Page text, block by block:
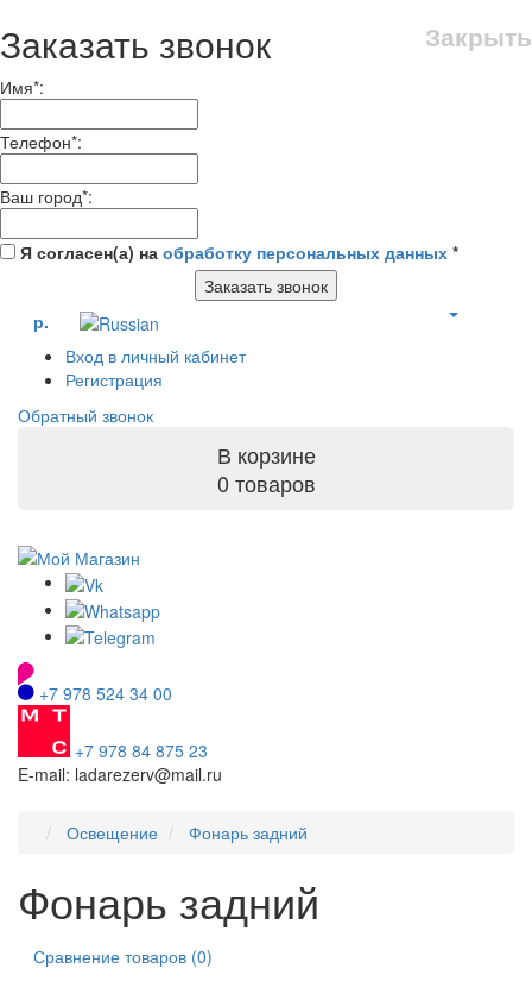
Закрыть
Заказать звонок
Имя*:
Телефон*:
Ваш город*:
Я согласен(а) на обработку персональных данных *
Заказать звонок
р.
Вход в личный кабинет
Регистрация
Обратный звонок
В корзине
0 товаров
+7 978 524 34 00
+7 978 84 875 23
E-mail: ladarezerv@mail.ru
Освещение Фонарь задний
Фонарь задний
Сравнение товаров (0)